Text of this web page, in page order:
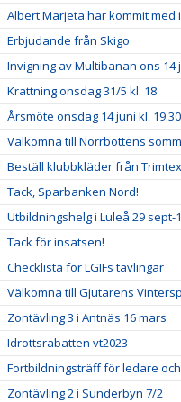
Albert Marjeta har kommit med
Erbjudande från Skigo
Invigning av Multibanan ons 14
Krattning onsdag 31/5 kl. 18
Årsmöte onsdag 14 juni kl. 19.30
Välkomna till Norrbottens
Beställ klubbkläder från
Tack, Sparbanken Nord!
Utbildningshelg i Luleå 29 sept-
Tack för insatsen!
Checklista för LGIFs tävlingar
Välkomna till Gjutarens
Zontävling 3 i Antnäs 16 mars
Idrottsrabatten vt2023
Fortbildningsträff för ledare
Zontävling 2 i Sunderbyn 7/2